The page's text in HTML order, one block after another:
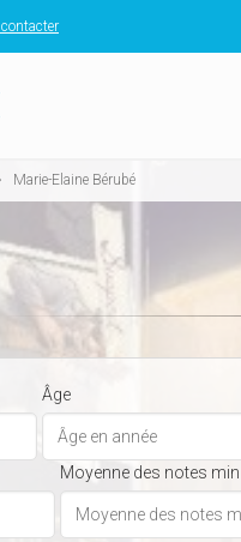
Marie-Elaine Bérubé
Âge
Moyenne des notes min